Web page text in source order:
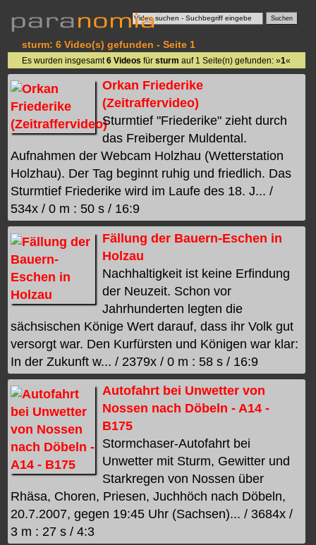
sturm: 6 Video(s) gefunden - Seite 1
Es wurden insgesamt6 Videos fürsturm auf 1 Seite(n) gefunden: »1«
Orkan Friederike
(Zeitraffervideo)
Sturmtief "Friederike" zieht durch
das Freiberger Muldental.
Aufnahmen der Webcam Holzhau (Wetterstation
Holzhau). Der Tag beginnt ruhig und friedlich. Das
Sturmtief Friederike wird im Laufe des 18. J... /
534x / 0 m : 50 s / 16:9
Fällung der Bauern-Eschen in
Holzau
Nachhaltigkeit ist keine Erfindung
der Neuzeit. Schon vor
Jahrhunderten legten die
sächsischen Könige Wert darauf, dass ihr Volk gut
versorgt war. Den Kurfürsten und Königen war klar:
In der Zukunft w... / 2379x / 0 m : 58 s / 16:9
Autofahrt bei Unwetter von
Nossen nach Döbeln - A14 -
B175
Stormchaser-Autofahrt bei
Unwetter mit Sturm, Gewitter und
Starkregen von Nossen über
Rhäsa, Choren, Priesen, Juchhöch nach Döbeln,
20.7.2007, gegen 19:45 Uhr (Sachsen)... / 3684x /
3 m : 27 s / 4:3